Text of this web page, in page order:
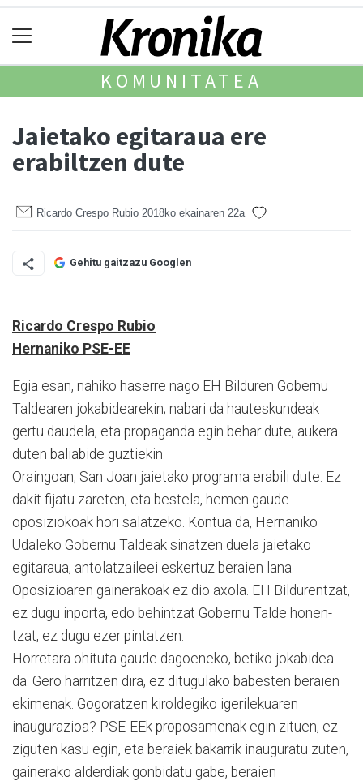
KOMUNITATEA
Jaietako egitaraua ere
erabiltzen dute
Ricardo Crespo Rubio 2018ko ekainaren 22a
Gehitu gaitzazu Googlen
Ricardo Crespo Rubio
Hernaniko PSE-EE
Egia esan, nahiko haserre na­go EH Bilduren Gobernu
Talde­a­ren jokabidearekin; nabari da hauteskundeak
gertu daudela, eta propaganda egin behar dute, aukera
duten baliabide guztiekin.
Oraingoan, San Joan jaietako programa erabili dute. Ez
dakit fijatu zareten, eta bestela, hemen gaude
oposiziokoak hori salatzeko. Kontua da, Her­naniko
Udaleko Gobernu Tal­de­ak sinatzen duela jaietako
egitaraua, antolatzaileei esker­tuz beraien lana.
Oposizioaren gai­nerakoak ez dio axola. EH Bil­du­rentzat,
ez dugu inporta, edo behintzat Gobernu Talde ho­nen­
tzat, ez dugu ezer pintatzen.
Horretara ohituta gaude da­goeneko, betiko jokabidea
da. Gero harritzen dira, ez ditugulako babesten beraien
ekimenak. Gogoratzen kiroldegiko igerilekuaren
inaugurazioa? PSE-EEk proposamenak egin zituen, ez
ziguten kasu egin, eta beraiek bakarrik inauguratu zuten,
gainerako alderdiak gon­bidatu gabe, beraien